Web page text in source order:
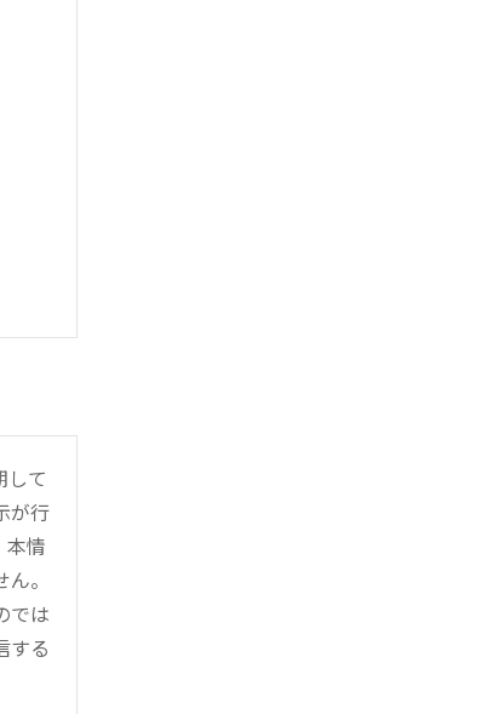
して
が行
本情
。
では
する